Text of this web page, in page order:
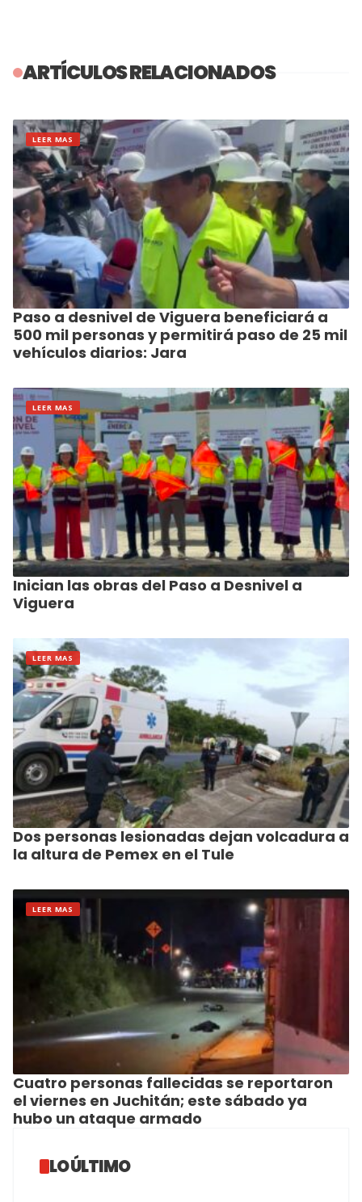
ARTÍCULOS RELACIONADOS
LEER MAS
Paso a desnivel de Viguera beneficiará a
500 mil personas y permitirá paso de 25 mil
vehículos diarios: Jara
LEER MAS
Inician las obras del Paso a Desnivel a
Viguera
LEER MAS
Dos personas lesionadas dejan volcadura a
la altura de Pemex en el Tule
LEER MAS
Cuatro personas fallecidas se reportaron
el viernes en Juchitán; este sábado ya
hubo un ataque armado
LO ÚLTIMO